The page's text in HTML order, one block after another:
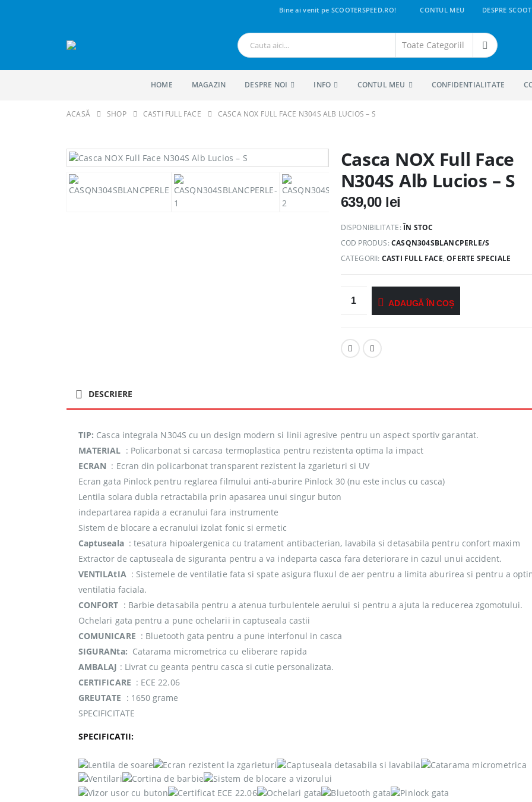
Bine ai venit pe SCOOTERSPEED.RO! CONTUL MEU DESPRE
HOME MAGAZIN DESPRE NOI INFO CONTUL MEU CONFIDENTIALITATE
ACASĂ SHOP CASTI FULL FACE CASCA NOX FULL FACE N304S ALB LUCIOS – S
Casca NOX Full Face
N304S Alb Lucios – S
639,00 lei
DISPONIBILITATE:ÎN STOC
COD PRODUS:CASQN304SBLANCPERLE/S
CATEGORII: CASTI FULL FACE,OFERTE SPECIALE
ADAUGĂ ÎN COȘ
DESCRIERE
TIP: Casca integrala N304S cu un design modern si linii agresive pentru un aspect sportiv garantat.
MATERIAL : Policarbonat si carcasa termoplastica pentru rezistenta optima la impact
ECRAN : Ecran din policarbonat transparent rezistent la zgarieturi si UV
Ecran gata Pinlock pentru reglarea filmului anti-aburire Pinlock 30 (nu este inclus cu casca)
Lentila solara dubla retractabila prin apasarea unui singur buton
indepartarea rapida a ecranului fara instrumente
Sistem de blocare a ecranului izolat fonic si ermetic
Captuseala: tesatura hipoalergenica cu tratament antibacterian, lavabila si detasabila pentru confort maxim
Extractor de captuseala de siguranta pentru a va indeparta casca fara deteriorare in cazul unui accident.
VENTILAtIA : Sistemele de ventilatie fata si spate asigura fluxul de aer pentru a limita aburirea si pentru a
ventilatia faciala.
CONFORT : Barbie detasabila pentru a atenua turbulentele aerului si pentru a ajuta la reducerea zgomotului.
Ochelari gata pentru a pune ochelarii in captuseala castii
COMUNICARE : Bluetooth gata pentru a pune interfonul in casca
SIGURANta: Catarama micrometrica cu eliberare rapida
AMBALAJ : Livrat cu geanta pentru casca si cutie personalizata.
CERTIFICARE : ECE 22.06
GREUTATE : 1650 grame
SPECIFICITATE
SPECIFICATII: